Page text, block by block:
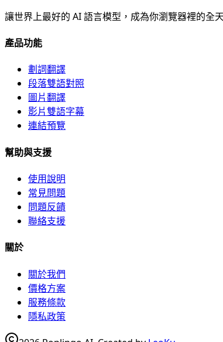
讓世界上最好的 AI 語言模型，成為你瀏覽器裡的全
產品功能
劃詞翻譯
段落雙語對照
圖片翻譯
影片雙語字幕
連結預覽
幫助與支援
使用說明
常見問題
問題反饋
聯絡支援
關於
關於我們
價格方案
服務條款
隱私政策